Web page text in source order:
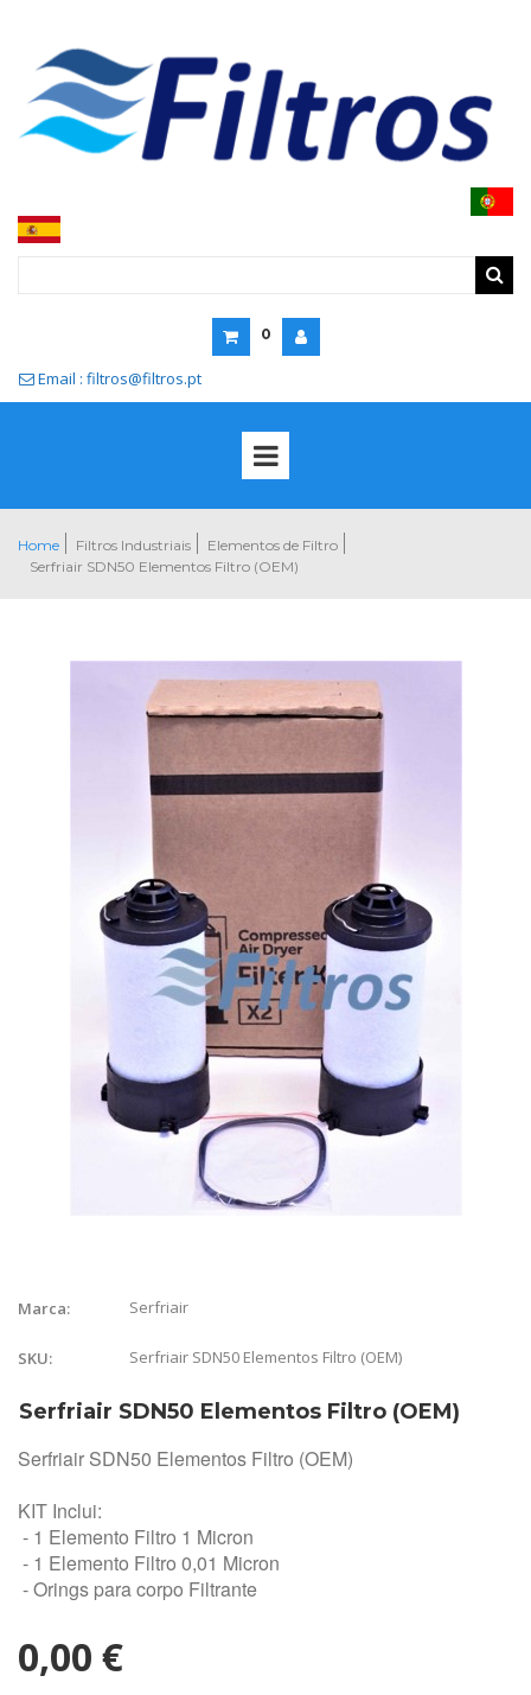
0
 Email : filtros@filtros.pt
Home Filtros Industriais
Elementos de Filtro
Serfriair SDN50 Elementos Filtro (OEM)
Marca: Serfriair
SKU: Serfriair SDN50 Elementos Filtro (OEM)
Serfriair SDN50 Elementos Filtro (OEM)
Serfriair SDN50 Elementos Filtro (OEM)
KIT Inclui:
- 1 Elemento Filtro 1 Micron
- 1 Elemento Filtro 0,01 Micron
- Orings para corpo Filtrante
0,00 €